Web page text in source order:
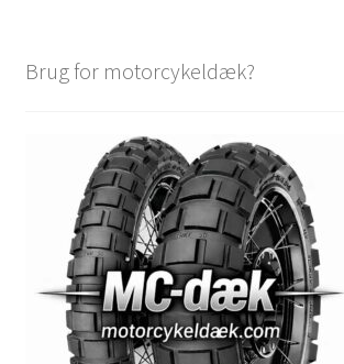
Brug for motorcykeldæk?